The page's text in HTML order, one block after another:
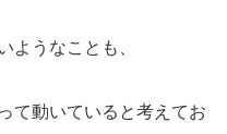
ようなことも、
て動いていると考えてお